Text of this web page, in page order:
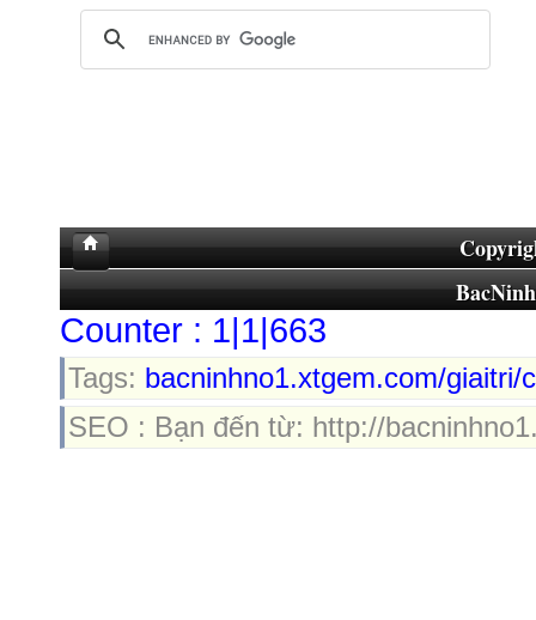
Counter : 1|1|663
Tags: bacninhno1.xtgem.com/giaitri/
SEO : Bạn đến từ: http://